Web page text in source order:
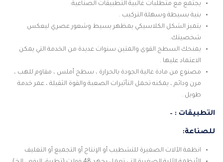
يجتمع مع متطلبات غالبية التطبيقات الصناعية.
بنية بسيطة وسهلة التركيب .
يتميز الشكل الكلاسيكي بمظهر بسيط وشعور عصري ليعكس
شخصيتك.
يمنحك السطح القوى والمتين سنوات عديدة من الخدمة التي يمكن
الاعتماد عليها .
مصنوع من مادة عالية الجودة بالحرارة ، سطح أملس ، مقاوم للهب ،
مرن ودائم ، يمكنه تحمل التأثيرات الصعبة والقوة الثقيلة ، عمر خدمة
طويل .
التطبيقات : –
للصناعة:
انظمة الآلات الصغيرة للتشطيب أو الإنتاج أو التجميع أو التغليف